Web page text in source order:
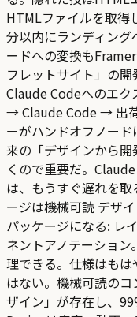
HTMLファイルを取得
分以内にランディン
ードへの変換も
フレットサイト」の
Claude Codeへのエク
→ Claude Code → 出
ーがハンドオフノー
来の「デザインから
くので重要だ。
は、もうすぐ遅れを
ージは機械可読 デザ
パッケージになる: レ
ネントアノテーショ
理できる。仕様はも
はない。機械可読の
ザイン」が存在し、